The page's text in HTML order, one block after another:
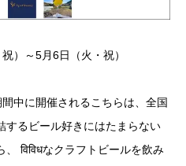
）～5月6日（火・祝）
中に開催されるこちらは、全国
するビール好きにはたまらない
विविधなクラフトビールを飲み